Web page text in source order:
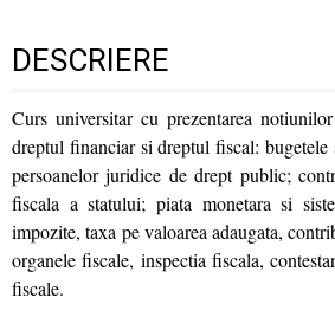
DESCRIERE
Curs universitar cu prezentarea
dreptul financiar si dreptul fiscal:
persoanelor juridice de drept public;
fiscala a statului; piata monetara si
impozite, taxa pe valoarea adaugata,
organele fiscale, inspectia fiscala,
fiscale.